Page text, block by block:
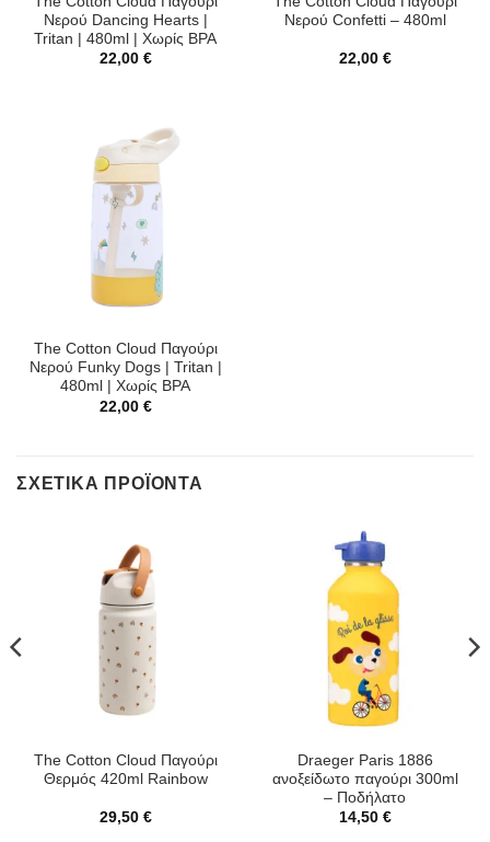
Νερού Dancing Hearts |
Tritan | 480ml | Χωρίς BPA
22,00 €
Νερού Confetti – 480ml
22,00 €
The Cotton Cloud Παγούρι
Νερού Funky Dogs | Tritan |
480ml | Χωρίς BPA
22,00 €
ΣΧΕΤΙΚΆ ΠΡΟΪΌΝΤΑ
The Cotton Cloud Παγούρι
Θερμός 420ml Rainbow
29,50 €
Draeger Paris 1886
ανοξείδωτο παγούρι 300ml
– Ποδήλατο
14,50 €